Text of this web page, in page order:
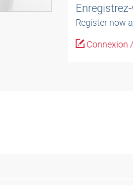
Register now
Connexion